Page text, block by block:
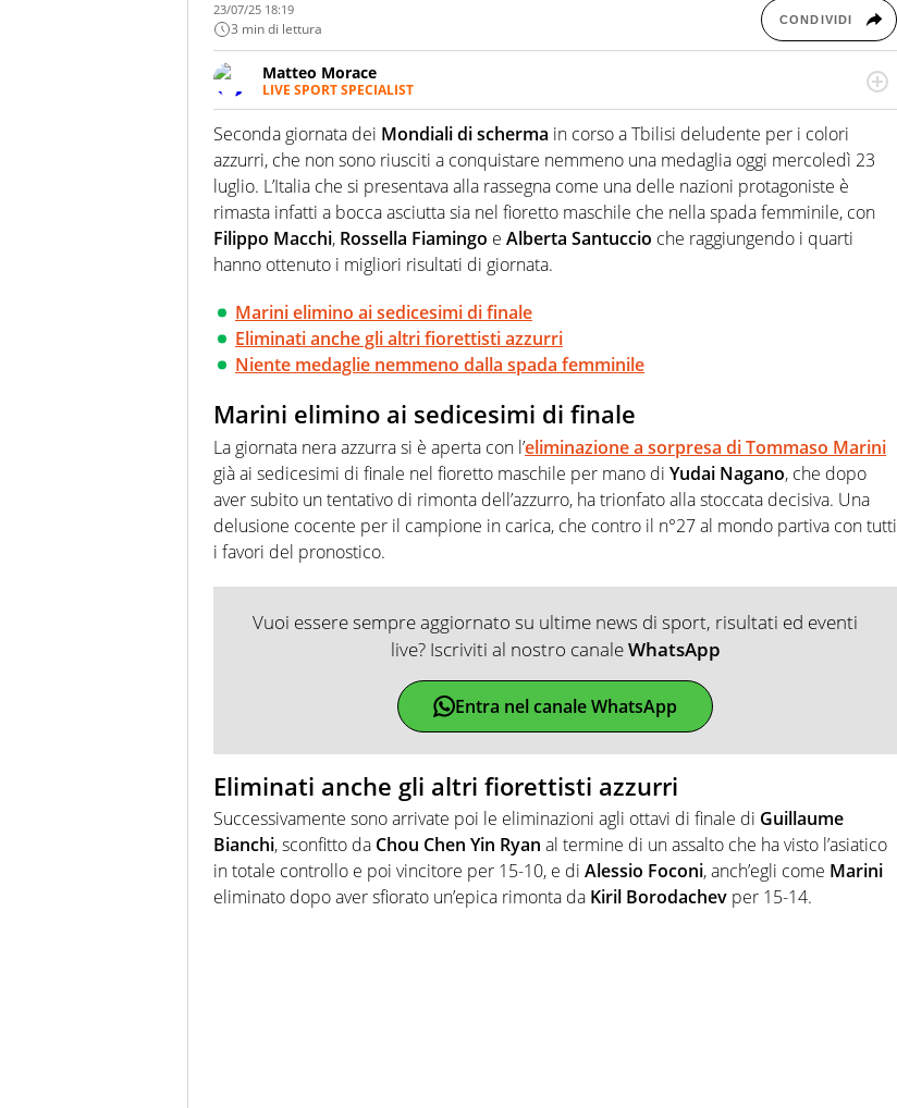
23/07/25 18:19
3 min di lettura CONDIVIDI
Matteo Morace
LIVE SPORT SPECIALIST
La multimedialità quale approccio personale e professionale. Ama raccontare lo sport
focalizzando ogni attenzione sul tempo reale: la verità della dirette non sono opinioni
ma fatti
Seconda giornata dei Mondiali di scherma in corso a Tbilisi deludente per i colori
azzurri, che non sono riusciti a conquistare nemmeno una medaglia oggi mercoledì 23
luglio. L’Italia che si presentava alla rassegna come una delle nazioni protagoniste è
rimasta infatti a bocca asciutta sia nel fioretto maschile che nella spada femminile, con
Filippo Macchi, Rossella Fiamingo e Alberta Santuccio che raggiungendo i quarti
hanno ottenuto i migliori risultati di giornata.
Marini elimino ai sedicesimi di finale
Eliminati anche gli altri fiorettisti azzurri
Niente medaglie nemmeno dalla spada femminile
Marini elimino ai sedicesimi di finale
La giornata nera azzurra si è aperta con l’eliminazione a sorpresa diTommaso Marini
già ai sedicesimi di finale nel fioretto maschile per mano di Yudai Nagano, che dopo
aver subito un tentativo di rimonta dell’azzurro, ha trionfato alla stoccata decisiva. Una
delusione cocente per il campione in carica, che contro il n°27 al mondo partiva con tutti
i favori del pronostico.
Vuoi essere sempre aggiornato su ultime news di sport, risultati ed eventi
live? Iscriviti al nostro canaleWhatsApp
Entra nel canale WhatsApp
Eliminati anche gli altri fiorettisti azzurri
Successivamente sono arrivate poi le eliminazioni agli ottavi di finale di Guillaume
Bianchi, sconfitto da Chou Chen Yin Ryan al termine di un assalto che ha visto l’asiatico
in totale controllo e poi vincitore per 15-10, e di Alessio Foconi, anch’egli come Marini
eliminato dopo aver sfiorato un’epica rimonta da Kiril Borodachev per 15-14.